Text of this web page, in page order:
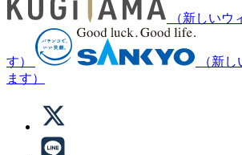
（新しいウ
す）
（新
ます）